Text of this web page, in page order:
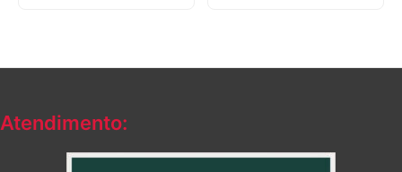
Atendimento: